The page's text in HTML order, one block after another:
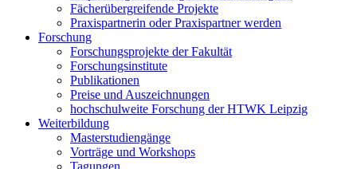
Fächerübergreifende Projekte
Praxispartnerin oder Praxispartner werden
Forschung
Forschungsprojekte der Fakultät
Forschungsinstitute
Publikationen
Preise und Auszeichnungen
hochschulweite Forschung der HTWK Leipzig
Weiterbildung
Masterstudiengänge
Vorträge und Workshops
Tagungen